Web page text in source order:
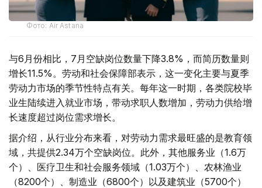
Фото: Air Astana
与6月份相比，7月空缺岗位数量下降3.8%，而简历数量则
增长11.5%。劳动和社会保障部表示，这一变化主要与夏季
劳动力市场的季节性特点有关。每年这一时期，各类院校毕
业生陆续进入就业市场，带动求职人数增加，劳动力供给增
长速度超过岗位需求增长。
据介绍，从行业分布来看，对劳动力需求最旺盛的是教育领
域，共提供2.34万个空缺岗位。此外，其他服务业（1.6万
个）、医疗卫生和社会服务领域（1.03万个）、农林渔业
（8200个）、制造业（6800个）以及建筑业（5700个）